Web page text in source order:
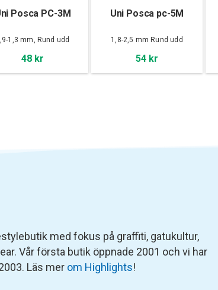
Posca PC-3M
1,3 mm, Rund udd
48 kr
Uni Posca pc-5M
1,8-2,5 mm Rund udd
54 kr
med fokus på graffiti, gatukultur,
Vår första butik öppnade 2001 och vi har
Läs mer om Highlights!